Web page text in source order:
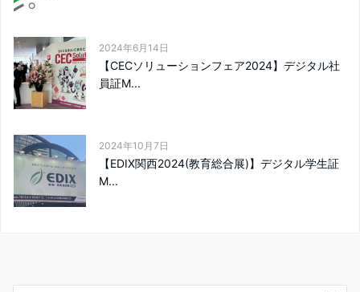
2024年6月14日
【CECソリューションフェア2024】デジタル社
員証M...
2024年10月7日
【EDIX関西2024(教育総合展)】デジタル学生証
M...